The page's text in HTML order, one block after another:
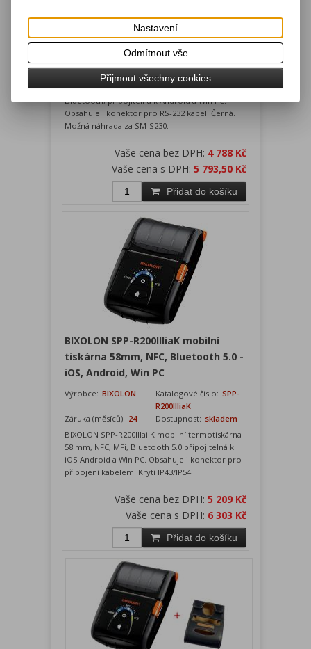
Katalogové číslo:
Záruka (měsíců):
Dostupnost:
WSP-R241 mobilní termotiskárna 58 mm,
Bluetooth, připojitelná k Android a Win PC.
Obsahuje i konektor pro RS-232 kabel. Černá.
Možná náhrada za SM-S230.
Vaše cena bez DPH: 4 788 Kč
Vaše cena s DPH: 5 793,50 Kč
Přidat do košíku
BIXOLON SPP-R200IIIiaK mobilní
tiskárna 58mm, NFC, Bluetooth 5.0 -
iOS, Android, Win PC
Výrobce: BIXOLON Katalogové číslo: SPP-
R200IIIiaK
Záruka (měsíců): 24 Dostupnost: skladem
BIXOLON SPP-R200IIIai K mobilní termotiskárna
58 mm, NFC, MFi, Bluetooth 5.0 připojitelná k
iOS Android a Win PC. Obsahuje i konektor pro
připojení kabelem. Krytí IP43/IP54.
Vaše cena bez DPH: 5 209 Kč
Vaše cena s DPH: 6 303 Kč
Přidat do košíku
Nastavení
Odmítnout vše
Přijmout všechny cookies